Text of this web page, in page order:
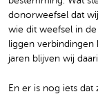
donorweefsel dat
wie dit weefsel in
liggen verbindingen
jaren blijven wij
En er is nog iets